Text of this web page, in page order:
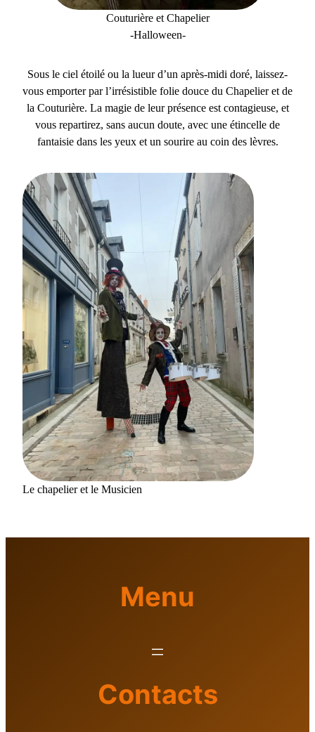
Couturière et Chapelier
-Halloween-
Sous le ciel étoilé ou la lueur d’un après-midi doré, laissez-
vous emporter par l’irrésistible folie douce du Chapelier et de
la Couturière. La magie de leur présence est contagieuse, et
vous repartirez, sans aucun doute, avec une étincelle de
fantaisie dans les yeux et un sourire au coin des lèvres.
Le chapelier et le Musicien
Menu
Contacts